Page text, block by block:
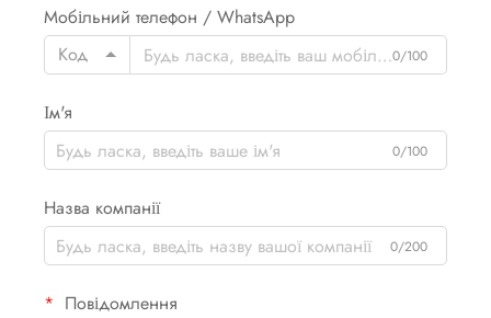
Мобільний телефон / WhatsApp
Код
0/100
Ім'я
0/100
Назва компанії
0/200
Повідомлення